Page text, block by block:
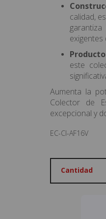
calidad,
exigentes
este
Aumenta la
Colector de
excepcional y
EC-CI-AF16V
Cantidad